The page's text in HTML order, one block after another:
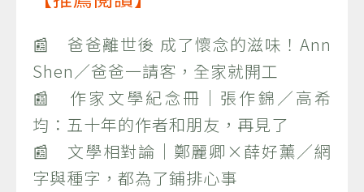
📰 爸爸離世後 成了懷念的滋味！Ann
Shen／爸爸一請客，全家就開工
📰 作家文學紀念冊｜張作錦／高希
均：五十年的作者和朋友，再見了
📰 文學相對論｜鄭麗卿×薛好薰／網
字與種字，都為了鋪排心事